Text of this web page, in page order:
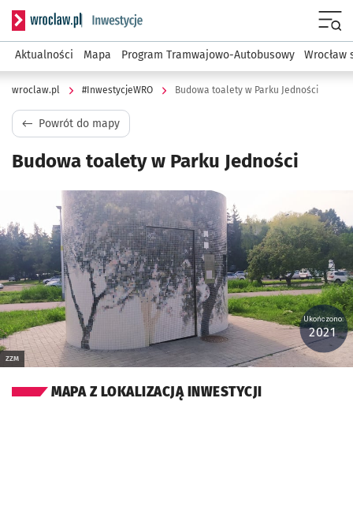
Serwis informacyjny wroclaw.pl podserwis:
Aktualności Mapa Program Tramwajowo-Autobusowy Wrocław
wroclaw.pl #InwestycjeWRO Budowa toalety w Parku Jedności
Powrót do mapy
Budowa toalety w Parku Jedności
Kliknij, aby powiększyć
ZZM
Ukończono:
2021
MAPA Z LOKALIZACJĄ INWESTYCJI